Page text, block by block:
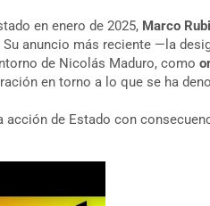
en enero de 2025, Marco
anuncio más reciente —la
de Nicolás Maduro, como
en torno a lo que se ha
de Estado con